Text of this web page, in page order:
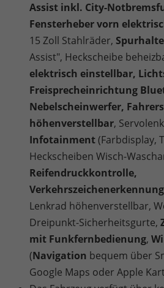
Assist inkl. City-
Fensterheber vorn
15 Zoll Stahlräder,
Assist", Heckscheibe
elektrisch einstellbar,
Freisprecheinrichtung
Nebelscheinwerfer,
höhenverstellbar,
Infotainment(Farbdisplay,
Heckscheiben Wisch-
Reifendruckkontrolle,
Verkehrszeichenerkennung
Lenkrad höhenverstellbar,
Dreipunkt-Sicherheitsgurte,
mit Funkfernbedienung,
(Navigation bequem über
Google Maps oder Apple